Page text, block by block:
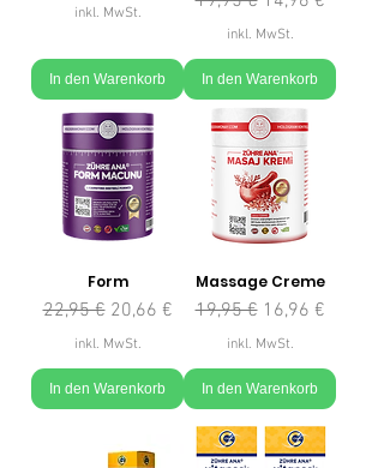
inkl. MwSt.
In den Warenkorb
inkl. MwSt.
In den Warenkorb
Form
Standardpreis
22,95 € Sale-Preis
20,66 €
inkl. MwSt.
In den Warenkorb
Massage Creme
Standardpreis
19,95 € Sale-Preis
16,96 €
inkl. MwSt.
In den Warenkorb